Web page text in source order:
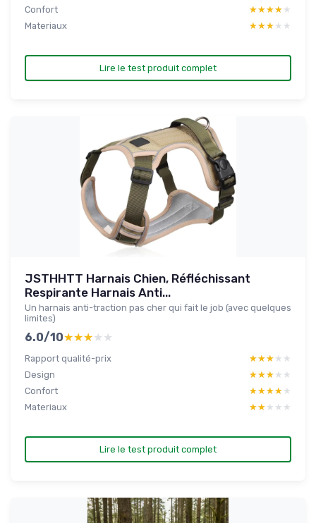
Confort
★★★★★
★★★★★
Materiaux
★★★★★
★★★★★
Lire le test produit complet
JSTHHTT Harnais Chien, Réfléchissant
Respirante Harnais Anti...
Un harnais anti-traction pas cher qui fait le job (avec quelques
limites)
6.0/10★★★★★
★★★★★
Rapport qualité-prix ★★★★★
★★★★★
Design
★★★★★
★★★★★
Confort
★★★★★
★★★★★
Materiaux
★★★★★
★★★★★
Lire le test produit complet